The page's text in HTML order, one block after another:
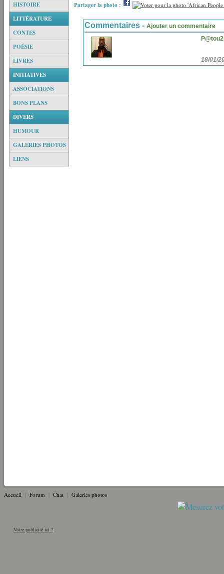
HISTOIRE
LITTÉRATURE
CONTES
POÉSIE
LIVRES
INITIATIVES
ASSOCIATIONS
BONS PLANS
DIVERS
HUMOUR
GALERIES PHOTOS
LIENS
Partager la photo :
Commentaires - Ajouter un commentaire
18/01/
Accueil | Forum | Chat | Galeries photos
Votre publicité ici ?